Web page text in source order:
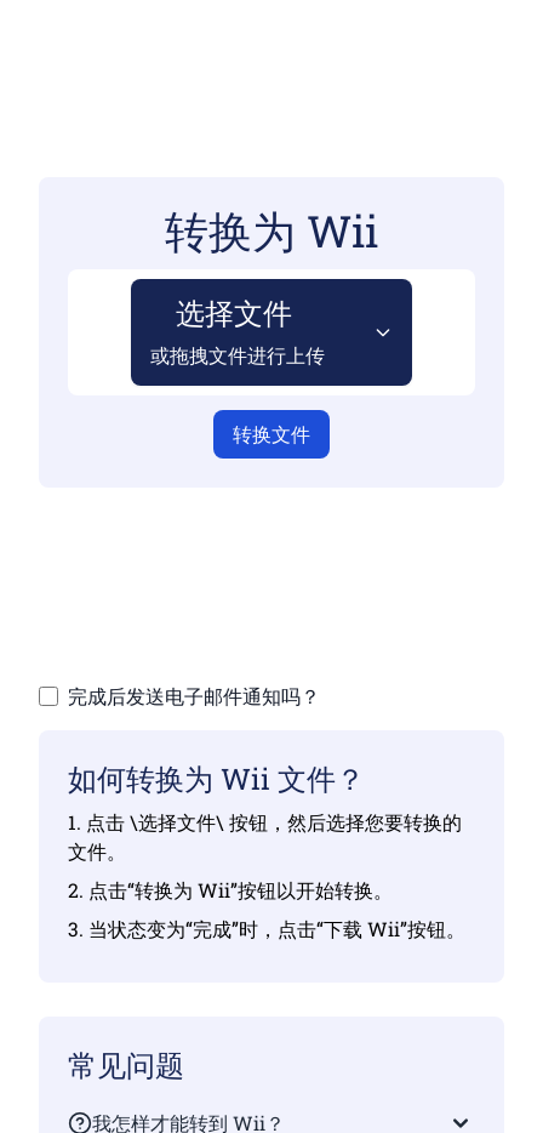
转换为 Wii
选择文件
或拖拽文件进行上传
转换文件
完成后发送电子邮件通知吗？
如何转换为 Wii 文件？
1. 点击 \选择文件\ 按钮，然后选择您要转换的
文件。
2. 点击“转换为 Wii”按钮以开始转换。
3. 当状态变为“完成”时，点击“下载 Wii”按钮。
常见问题
我怎样才能转到 Wii？